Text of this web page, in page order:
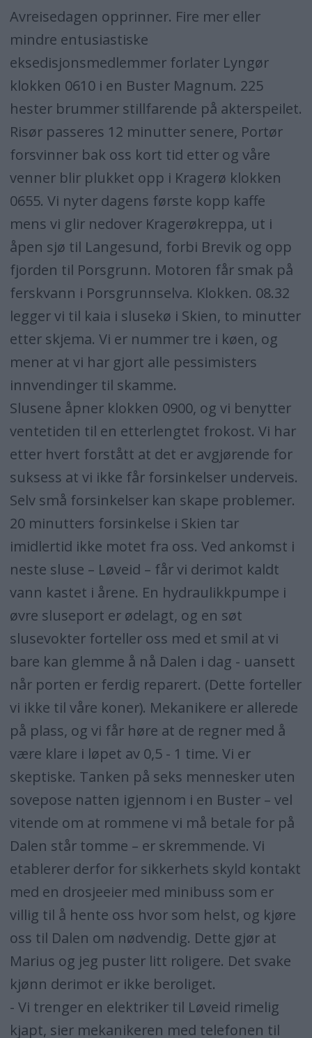
Avreisedagen opprinner. Fire mer eller
mindre entusiastiske
eksedisjonsmedlemmer forlater Lyngør
klokken 0610 i en Buster Magnum. 225
hester brummer stillfarende på akterspeilet.
Risør passeres 12 minutter senere, Portør
forsvinner bak oss kort tid etter og våre
venner blir plukket opp i Kragerø klokken
0655. Vi nyter dagens første kopp kaffe
mens vi glir nedover Kragerøkreppa, ut i
åpen sjø til Langesund, forbi Brevik og opp
fjorden til Porsgrunn. Motoren får smak på
ferskvann i Porsgrunnselva. Klokken. 08.32
legger vi til kaia i slusekø i Skien, to minutter
etter skjema. Vi er nummer tre i køen, og
mener at vi har gjort alle pessimisters
innvendinger til skamme.
Slusene åpner klokken 0900, og vi benytter
ventetiden til en etterlengtet frokost. Vi har
etter hvert forstått at det er avgjørende for
suksess at vi ikke får forsinkelser underveis.
Selv små forsinkelser kan skape problemer.
20 minutters forsinkelse i Skien tar
imidlertid ikke motet fra oss. Ved ankomst i
neste sluse – Løveid – får vi derimot kaldt
vann kastet i årene. En hydraulikkpumpe i
øvre sluseport er ødelagt, og en søt
slusevokter forteller oss med et smil at vi
bare kan glemme å nå Dalen i dag - uansett
når porten er ferdig reparert. (Dette forteller
vi ikke til våre koner). Mekanikere er allerede
på plass, og vi får høre at de regner med å
være klare i løpet av 0,5 - 1 time. Vi er
skeptiske. Tanken på seks mennesker uten
sovepose natten igjennom i en Buster – vel
vitende om at rommene vi må betale for på
Dalen står tomme – er skremmende. Vi
etablerer derfor for sikkerhets skyld kontakt
med en drosjeeier med minibuss som er
villig til å hente oss hvor som helst, og kjøre
oss til Dalen om nødvendig. Dette gjør at
Marius og jeg puster litt roligere. Det svake
kjønn derimot er ikke beroliget.
- Vi trenger en elektriker til Løveid rimelig
kjapt, sier mekanikeren med telefonen til